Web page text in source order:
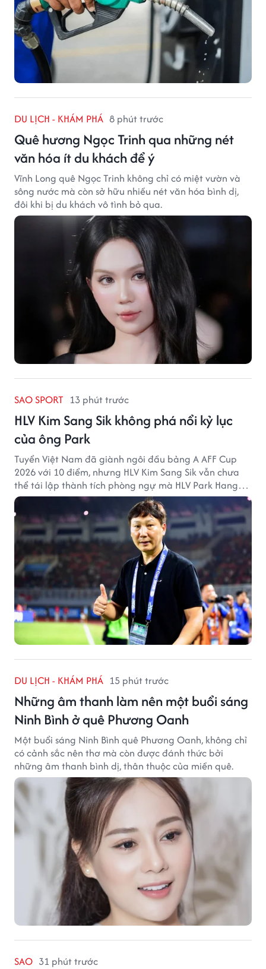
DU LỊCH - KHÁM PHÁ 8 phút trước
Quê hương Ngọc Trinh qua những nét
văn hóa ít du khách để ý
Vĩnh Long quê Ngọc Trinh không chỉ có miệt vườn và
sông nước mà còn sở hữu nhiều nét văn hóa bình dị,
đôi khi bị du khách vô tình bỏ qua.
SAO SPORT 13 phút trước
HLV Kim Sang Sik không phá nổi kỷ lục
của ông Park
Tuyển Việt Nam đã giành ngôi đầu bảng A AFF Cup
2026 với 10 điểm, nhưng HLV Kim Sang Sik vẫn chưa
thể tái lập thành tích phòng ngự mà HLV Park Hang
Seo từng tạo ra.
DU LỊCH - KHÁM PHÁ 15 phút trước
Những âm thanh làm nên một buổi sáng
Ninh Bình ở quê Phương Oanh
Một buổi sáng Ninh Bình quê Phương Oanh, không chỉ
có cảnh sắc nên thơ mà còn được đánh thức bởi
những âm thanh bình dị, thân thuộc của miền quê.
SAO 31 phút trước